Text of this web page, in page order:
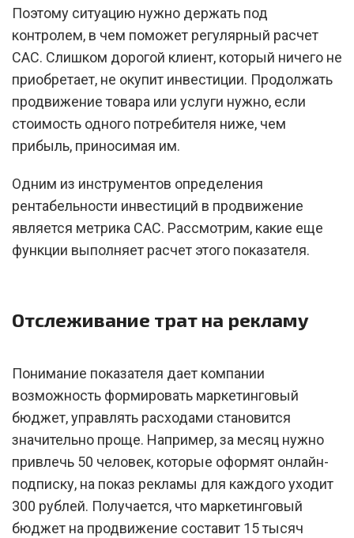
Поэтому ситуацию нужно держать под
контролем, в чем поможет регулярный расчет
CAC. Слишком дорогой клиент, который ничего не
приобретает, не окупит инвестиции. Продолжать
продвижение товара или услуги нужно, если
стоимость одного потребителя ниже, чем
прибыль, приносимая им.
Одним из инструментов определения
рентабельности инвестиций в продвижение
является метрика CAC. Рассмотрим, какие еще
функции выполняет расчет этого показателя.
Отслеживание трат на рекламу
Понимание показателя дает компании
возможность формировать маркетинговый
бюджет, управлять расходами становится
значительно проще. Например, за месяц нужно
привлечь 50 человек, которые оформят онлайн-
подписку, на показ рекламы для каждого уходит
300 рублей. Получается, что маркетинговый
бюджет на продвижение составит 15 тысяч